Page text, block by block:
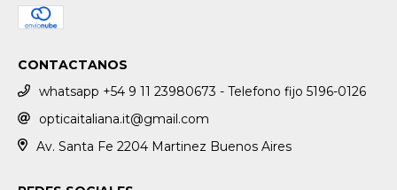
CONTACTANOS
whatsapp +54 9 11 23980673 - Telefono fijo 5196-0126
opticaitaliana.it@gmail.com
Av. Santa Fe 2204 Martinez Buenos Aires